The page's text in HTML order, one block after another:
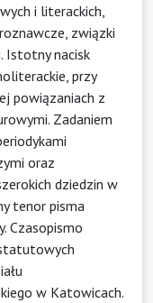
i literackich,
związki
Istotny nacisk
przy
powiązaniach z
Zadaniem
oraz
dziedzin w
tenor pisma
Czasopismo
w Katowicach.